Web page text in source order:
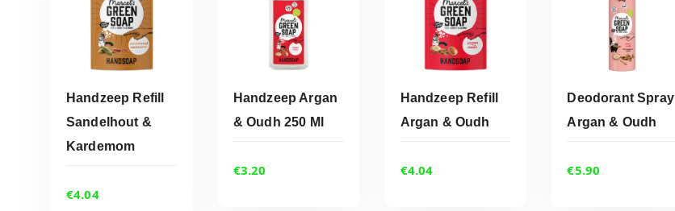
Handzeep Refill
Sandelhout &
Kardemom
€4.04
ADD TO CART
Handzeep Argan
& Oudh 250 Ml
€3.20 ADD TO CART
Handzeep Refill
Argan & Oudh
€4.04 ADD TO CART
Deodorant Spray
Argan & Oudh
€5.90